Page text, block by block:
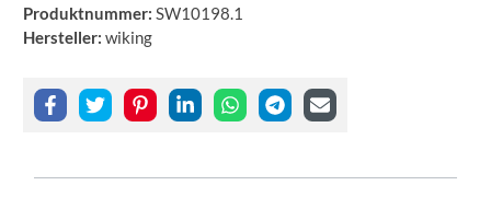
Produktnummer: SW10198.1
Hersteller: wiking